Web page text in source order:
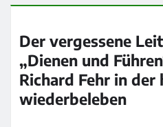
Der vergessene
„Dienen und
Richard Fehr in der
wiederbeleben